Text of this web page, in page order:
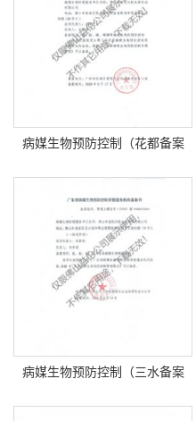
病媒生物预防控制（花都备案
书）
病媒生物预防控制（三水备案
书）